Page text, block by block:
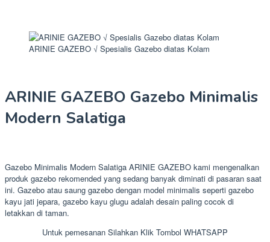
ARINIE GAZEBO √ Spesialis Gazebo diatas Kolam
ARINIE GAZEBO Gazebo Minimalis
Modern Salatiga
Gazebo Minimalis Modern Salatiga ARINIE GAZEBO kami mengenalkan
produk gazebo rekomended yang sedang banyak diminati di pasaran saat
ini. Gazebo atau saung gazebo dengan model minimalis seperti gazebo
kayu jati jepara, gazebo kayu glugu adalah desain paling cocok di
letakkan di taman.
Untuk pemesanan Silahkan Klik Tombol WHATSAPP